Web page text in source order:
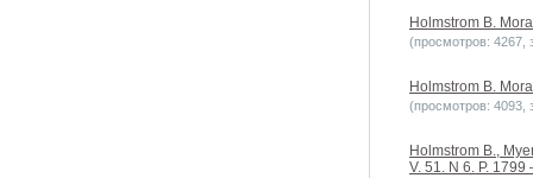
Holmstrom B.
(просмотров: 4267,
Holmstrom B.
(просмотров: 4093,
Holmstrom B.,
V. 51. N 6. P. 1799